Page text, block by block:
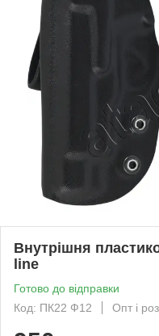
Внутрішня
line
Готово до відправки
Код: ПК22 Ф12
Опт і